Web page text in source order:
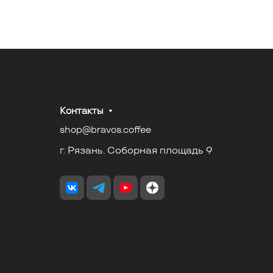
Контакты
shop@bravos.coffee
г. Рязань. Соборная площадь 9